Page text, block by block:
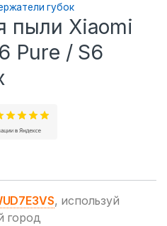
губок
пыли Xiaomi
Pure / S6
, используй
город